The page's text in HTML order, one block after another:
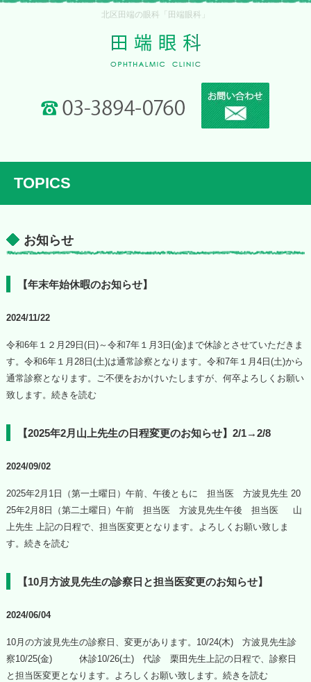
北区田端の眼科「田端眼科」
TOPICS
お知らせ
【年末年始休暇のお知らせ】
2024/11/22
令和6年１２月29日(日)～令和7年１月3日(金)まで休診とさせていただきま
す。令和6年１月28日(土)は通常診察となります。令和7年１月4日(土)から
通常診察となります。ご不便をおかけいたしますが、何卒よろしくお願い
致します。 続きを読む
【2025年2月山上先生の日程変更のお知らせ】2/1→2/8
2024/09/02
2025年2月1日（第一土曜日）午前、午後ともに 担当医 方波見先生 20
25年2月8日（第二土曜日）午前 担当医 方波見先生午後 担当医 山
上先生 上記の日程で、担当医変更となります。よろしくお願い致しま
す。 続きを読む
【10月方波見先生の診察日と担当医変更のお知らせ】
2024/06/04
10月の方波見先生の診察日、変更があります。10/24(木) 方波見先生診
察10/25(金) 休診10/26(土) 代診 栗田先生上記の日程で、診察日
と担当医変更となります。よろしくお願い致します。 続きを読む